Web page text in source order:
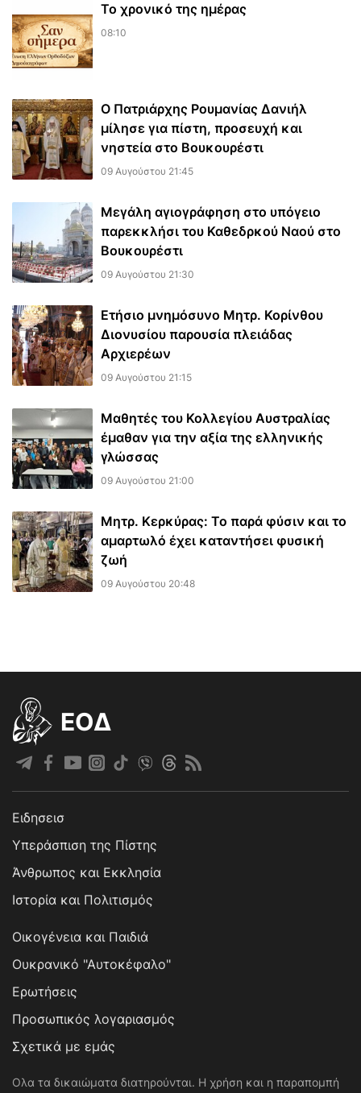
Το χρονικό της ημέρας
08:10
Ο Πατριάρχης Ρουμανίας Δανιήλ
μίλησε για πίστη, προσευχή και
νηστεία στο Βουκουρέστι
09 Αυγούστου 21:45
Μεγάλη αγιογράφηση στο υπόγειο
παρεκκλήσι του Καθεδρκού Ναού στο
Βουκουρέστι
09 Αυγούστου 21:30
Ετήσιο μνημόσυνο Μητρ. Κορίνθου
Διονυσίου παρουσία πλειάδας
Αρχιερέων
09 Αυγούστου 21:15
Μαθητές του Κολλεγίου Αυστραλίας
έμαθαν για την αξία της ελληνικής
γλώσσας
09 Αυγούστου 21:00
Μητρ. Κερκύρας: Το παρά φύσιν και το
αμαρτωλό έχει καταντήσει φυσική
ζωή
09 Αυγούστου 20:48
EOΔ
Ειδησεισ
Υπεράσπιση της Πίστης
Άνθρωπος και Εκκλησία
Ιστορία και Πολιτισμός
Οικογένεια και Παιδιά
Ουκρανικό "Αυτοκέφαλο"
Ερωτήσεις
Προσωπικός λογαριασμός
Σχετικά με εμάς
Ολα τα δικαιώματα διατηρούνται. Η χρήση και η παραπομπή